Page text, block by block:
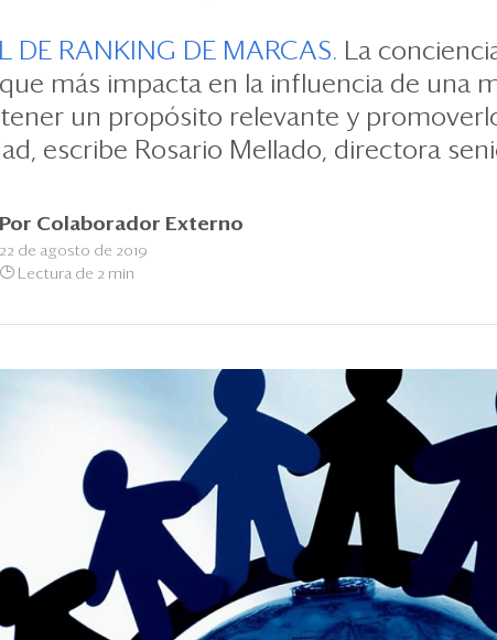
DE RANKING DE MARCAS. La
más impacta en la influencia de una
un propósito relevante y
escribe Rosario Mellado, directora
Por Colaborador Externo
22 de agosto de 2019
Lectura de 2 min